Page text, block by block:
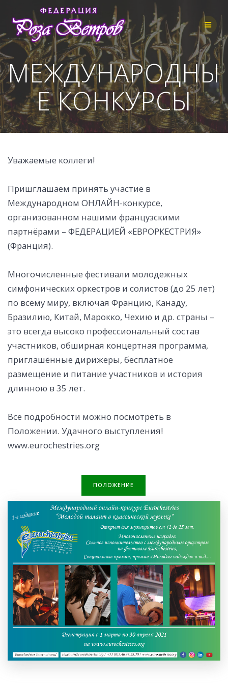
Skip
to
content
МЕЖДУНАРОДНЫ
Е КОНКУРСЫ
Уважаемые коллеги!
Пришглашаем принять участие в
Международном ОНЛАЙН-конкурсе,
организованном нашими французскими
партнёрами – ФЕДЕРАЦИЕЙ «ЕВРОРКЕСТРИЯ»
(Франция).
Многочисленные фестивали молодежных
симфонических оркестров и солистов (до 25 лет)
по всему миру, включая Францию, Канаду,
Бразилию, Китай, Марокко, Чехию и др. страны –
это всегда высоко профессиональный состав
участников, обширная концертная программа,
приглашённые дирижеры, бесплатное
размещение и питание участников и история
длинною в 35 лет.
Все подробности можно посмотреть в
Положении. Удачного выступления!
www.eurochestries.org
ПОЛОЖЕНИЕ